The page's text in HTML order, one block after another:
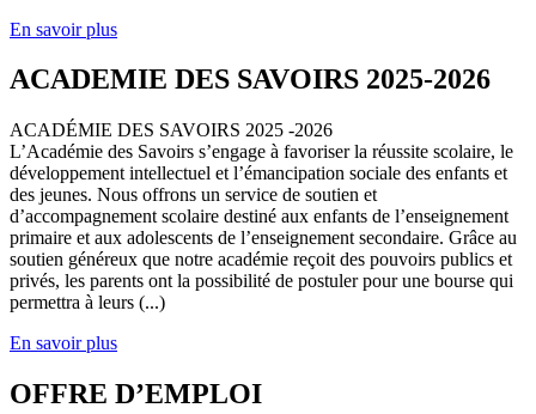
En savoir plus
ACADEMIE DES SAVOIRS 2025-2026
ACADÉMIE DES SAVOIRS 2025 -2026
L’Académie des Savoirs s’engage à favoriser la réussite scolaire, le
développement intellectuel et l’émancipation sociale des enfants et
des jeunes. Nous offrons un service de soutien et
d’accompagnement scolaire destiné aux enfants de l’enseignement
primaire et aux adolescents de l’enseignement secondaire. Grâce au
soutien généreux que notre académie reçoit des pouvoirs publics et
privés, les parents ont la possibilité de postuler pour une bourse qui
permettra à leurs (...)
En savoir plus
OFFRE D’EMPLOI